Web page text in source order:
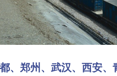
郑州、武汉、西安、